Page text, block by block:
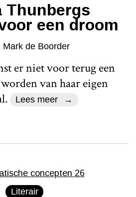
Thunbergs
een droom
Mark de Boorder
er niet voor terug een
van haar eigen
Lees meer
Literair